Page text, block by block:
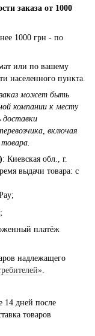
заказа от 1000
1000 грн - по
или по вашему
населенного пункта.
может быть
компании к месту
доставки
включая
: Киевская обл., г.
выдачи товара: с
платёж
надлежащего
.
14 дней после
товаров